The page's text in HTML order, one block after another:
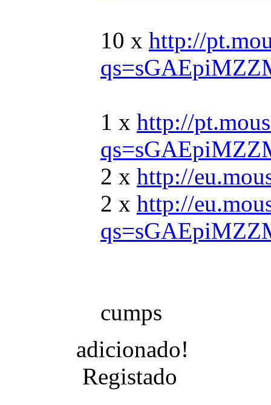
10 x http://
1 x http://
2 x http://
2 x http://
cumps
adicionado!
Registado